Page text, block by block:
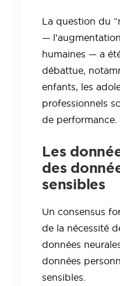
La question du
—
humaines — a
débattue,
enfants, les
professionnels
de performance.
Les
des
sensibles
Un consensus
de la nécessité
données
données
sensibles.